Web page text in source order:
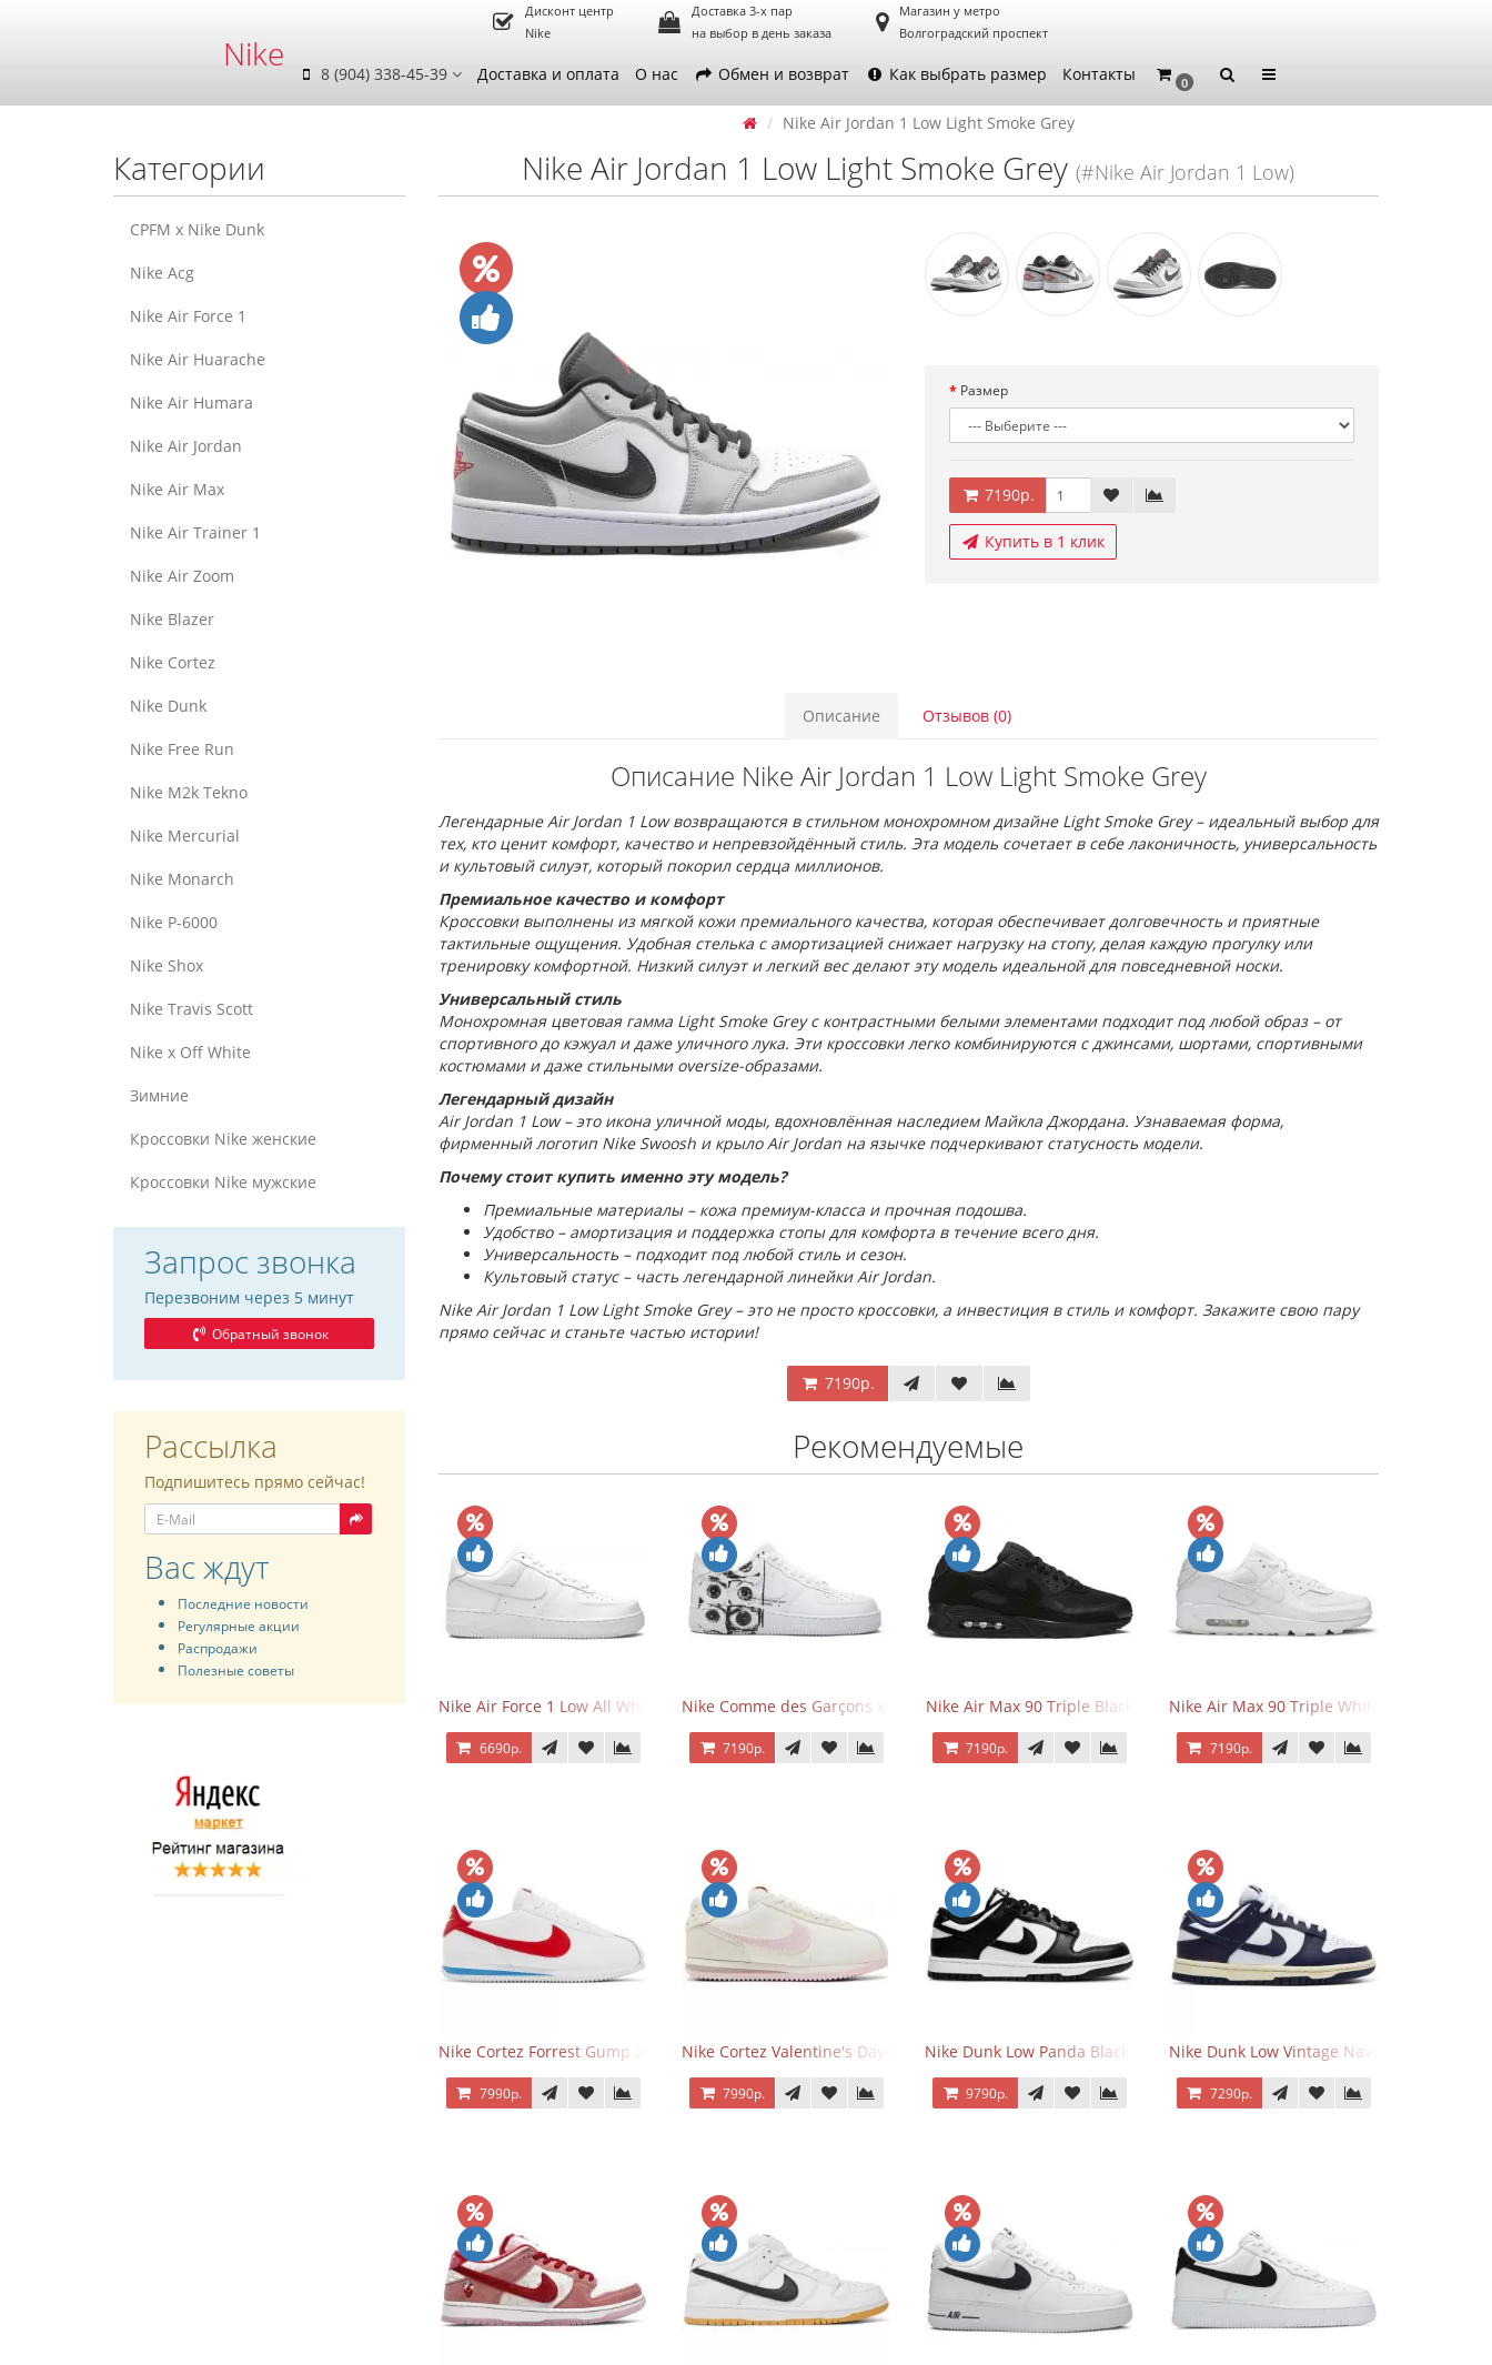
Nike
Дисконт центр
Nike
Доставка 3-х пар
на выбор в день заказа
Магазин у метро
Волгоградский проспект
8 (904) 338-45-39 Доставка и оплата О нас Обмен и возврат Как выбрать размер Контакты 0
Категории
CPFM x Nike Dunk
Nike Acg
Nike Air Force 1
Nike Air Huarache
Nike Air Humara
Nike Air Jordan
Nike Air Max
Nike Air Trainer 1
Nike Air Zoom
Nike Blazer
Nike Cortez
Nike Dunk
Nike Free Run
Nike M2k Tekno
Nike Mercurial
Nike Monarch
Nike P-6000
Nike Shox
Nike Travis Scott
Nike x Off White
Зимние
Кроссовки Nike женские
Кроссовки Nike мужские
Запрос звонка
Перезвоним через 5 минут
Обратный звонок
Рассылка
Подпишитесь прямо сейчас!
Вас ждут
Последние новости
Регулярные акции
Распродажи
Полезные советы
Nike Air Jordan 1 Low Light Smoke Grey
Nike Air Jordan 1 Low Light Smoke Grey (#Nike Air Jordan 1 Low)
Размер
7190р.
Купить в 1 клик
Описание Отзывов (0)
Описание Nike Air Jordan 1 Low Light Smoke Grey
Легендарные Air Jordan 1 Low возвращаются в стильном монохромном дизайне Light Smoke Grey – идеальный выбор для
тех, кто ценит комфорт, качество и непревзойдённый стиль. Эта модель сочетает в себе лаконичность, универсальность
и культовый силуэт, который покорил сердца миллионов.
Премиальное качество и комфорт
Кроссовки выполнены из мягкой кожи премиального качества, которая обеспечивает долговечность и приятные
тактильные ощущения. Удобная стелька с амортизацией снижает нагрузку на стопу, делая каждую прогулку или
тренировку комфортной. Низкий силуэт и легкий вес делают эту модель идеальной для повседневной носки.
Универсальный стиль
Монохромная цветовая гамма Light Smoke Grey с контрастными белыми элементами подходит под любой образ – от
спортивного до кэжуал и даже уличного лука. Эти кроссовки легко комбинируются с джинсами, шортами, спортивными
костюмами и даже стильными oversize-образами.
Легендарный дизайн
Air Jordan 1 Low – это икона уличной моды, вдохновлённая наследием Майкла Джордана. Узнаваемая форма,
фирменный логотип Nike Swoosh и крыло Air Jordan на язычке подчеркивают статусность модели.
Почему стоит купить именно эту модель?
Премиальные материалы – кожа премиум-класса и прочная подошва.
Удобство – амортизация и поддержка стопы для комфорта в течение всего дня.
Универсальность – подходит под любой стиль и сезон.
Культовый статус – часть легендарной линейки Air Jordan.
Nike Air Jordan 1 Low Light Smoke Grey – это не просто кроссовки, а инвестиция в стиль и комфорт. Закажите свою пару
прямо сейчас и станьте частью истории!
7190р.
Рекомендуемые
Nike Air Force 1 Low All White
6690р.
Nike Comme des Garçons x Supreme x Air Force 1 Low Eyes
7190р.
Nike Air Max 90 Triple Black
7190р.
Nike Air Max 90 Triple White
7190р.
Nike Cortez Forrest Gump 2024
7990р.
Nike Cortez Valentine's Day 2025
7990р.
Nike Dunk Low Panda Black White
9790р.
Nike Dunk Low Vintage Navy
7290р.